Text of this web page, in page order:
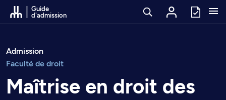
Passer au contenu
Guide
d'admission
Admission
Faculté de droit
Maîtrise en droit des